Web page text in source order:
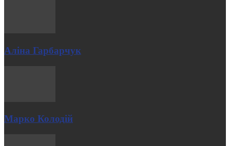
Аліна Гарбарчук
Марко Колодій